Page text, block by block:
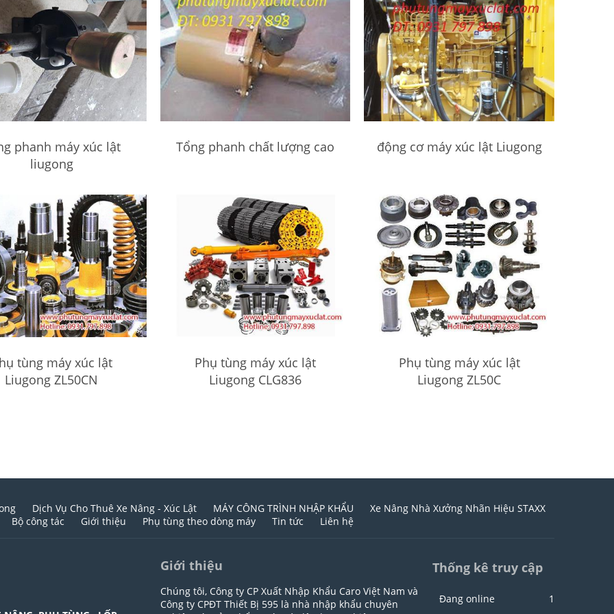
phanh máy xúc lật
liugong
Tổng phanh chất lượng cao động cơ máy xúc lật Liugong
tùng máy xúc lật
Liugong ZL50CN
Phụ tùng máy xúc lật
Liugong CLG836
Phụ tùng máy xúc lật
Liugong ZL50C
Dịch Vụ Cho Thuê Xe Nâng - Xúc Lật MÁY CÔNG TRÌNH NHẬP KHẨU
Xe Nâng Nhà Xưởng Nhãn Hiệu STAXX
Bộ công tác
Giới thiệu Phụ tùng theo dòng máy Tin tức Liên hệ
Giới thiệu
Chúng tôi, Công ty CP Xuất Nhập Khẩu Caro Việt Nam và
Công ty CPĐT Thiết Bị 595 là nhà nhập khẩu chuyên
Thống kê truy cập
Đang online
1